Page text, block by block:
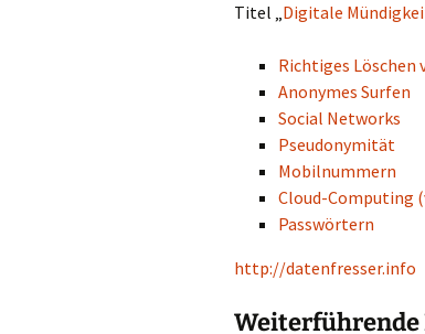
Titel „Digitale
Richtiges
Anonymes Surfen
Social Networks
Pseudonymität
Mobilnummern
Cloud-Computing
Passwörtern
http://datenfresser.info